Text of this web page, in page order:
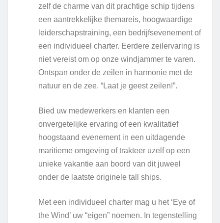
zelf de charme van dit prachtige schip tijdens
een aantrekkelijke themareis, hoogwaardige
leiderschapstraining, een bedrijfsevenement of
een individueel charter. Eerdere zeilervaring is
niet vereist om op onze windjammer te varen.
Ontspan onder de zeilen in harmonie met de
natuur en de zee. “Laat je geest zeilen!”.
Bied uw medewerkers en klanten een
onvergetelijke ervaring of een kwalitatief
hoogstaand evenement in een uitdagende
maritieme omgeving of trakteer uzelf op een
unieke vakantie aan boord van dit juweel
onder de laatste originele tall ships.
Met een individueel charter mag u het ‘Eye of
the Wind’ uw “eigen” noemen. In tegenstelling